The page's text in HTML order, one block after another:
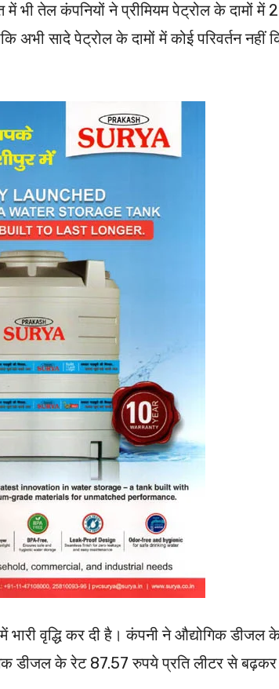
तेल कंपनियों ने प्रीमियम पेट्रोल के दामों में 2
अभी सादे पेट्रोल के दामों में कोई परिवर्तन नहीं
वृद्धि कर दी है। कंपनी ने औद्योगिक डीजल
डीजल के रेट 87.57 रुपये प्रति लीटर से बढ़कर